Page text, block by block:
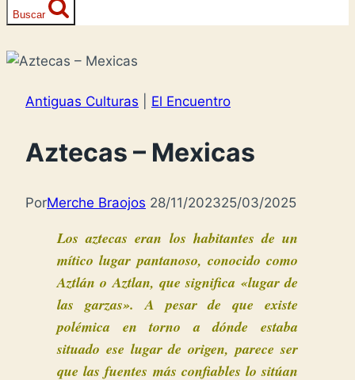
Buscar
Antiguas Culturas El Encuentro
Aztecas – Mexicas
PorMerche Braojos 28/11/202325/03/2025
Los aztecas eran los habitantes de un
mítico lugar pantanoso, conocido como
Aztlán o Aztlan, que significa «lugar de
las garzas». A pesar de que existe
polémica en torno a dónde estaba
situado ese lugar de origen, parece ser
que las fuentes más confiables lo sitúan